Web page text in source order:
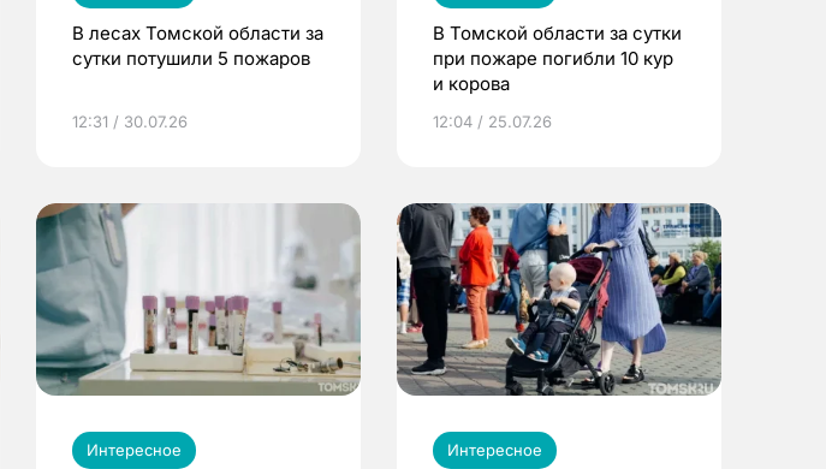
В лесах Томской области за
сутки потушили 5 пожаров
12:31 / 30.07.26
В Томской области за сутки
при пожаре погибли 10 кур
и корова
12:04 / 25.07.26
Интересное Интересное